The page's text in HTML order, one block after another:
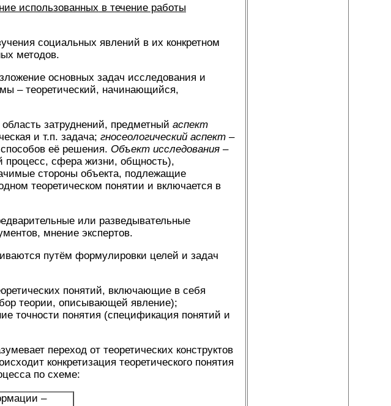
использованных в течение работы
социальных явлений в их конкретном
методов.
основных задач исследования и
– теоретический, начинающийся,
затруднений, предметный аспект
и т.п. задача; гносеологический аспект –
её решения. Объект исследования –
процесс, сфера жизни, общность),
стороны объекта, подлежащие
теоретическом понятии и включается в
или разведывательные
мнение экспертов.
путём формулировки целей и задач
понятий, включающие в себя
теории, описывающей явление);
точности понятия (спецификация понятий и
переход от теоретических конструктов
конкретизация теоретического понятия
по схеме:
–